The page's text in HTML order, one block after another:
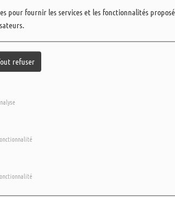
pour fournir les services et les fonctionnalités
refuser